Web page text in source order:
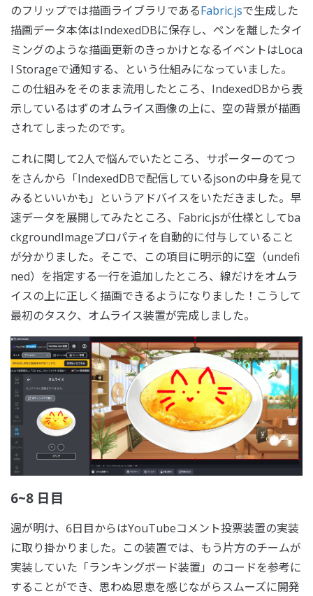
のフリップでは描画ライブラリであるFabric.jsで生成した
描画データ本体はIndexedDBに保存し、ペンを離したタイ
ミングのような描画更新のきっかけとなるイベントはLoca
l Storageで通知する、という仕組みになっていました。
この仕組みをそのまま流用したところ、IndexedDBから表
示しているはずのオムライス画像の上に、空の背景が描画
されてしまったのです。
これに関して2人で悩んでいたところ、サポーターのてつ
をさんから「IndexedDBで配信しているjsonの中身を見て
みるといいかも」というアドバイスをいただきました。早
速データを展開してみたところ、Fabric.jsが仕様としてba
ckgroundImageプロパティを自動的に付与していること
が分かりました。そこで、この項目に明示的に空（undefi
ned）を指定する一行を追加したところ、線だけをオムラ
イスの上に正しく描画できるようになりました！こうして
最初のタスク、オムライス装置が完成しました。
6~8 日目
週が明け、6日目からはYouTubeコメント投票装置の実装
に取り掛かりました。この装置では、もう片方のチームが
実装していた「ランキングボード装置」のコードを参考に
することができ、思わぬ恩恵を感じながらスムーズに開発